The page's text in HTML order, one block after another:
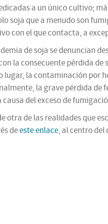
a un único cultivo;
soja que a menudo son
con el que contacta, a
de soja se denuncian
la consecuente pérdida de
lugar, la contaminación por
la grave pérdida
del exceso de
otra de las realidades que
deeste enlace, al centro